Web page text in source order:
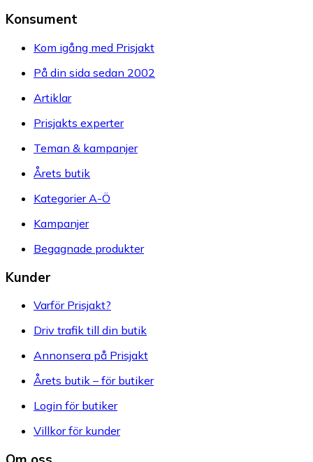
Konsument
Kom igång med Prisjakt
På din sida sedan 2002
Artiklar
Prisjakts experter
Teman & kampanjer
Årets butik
Kategorier A-Ö
Kampanjer
Begagnade produkter
Kunder
Varför Prisjakt?
Driv trafik till din butik
Annonsera på Prisjakt
Årets butik – för butiker
Login för butiker
Villkor för kunder